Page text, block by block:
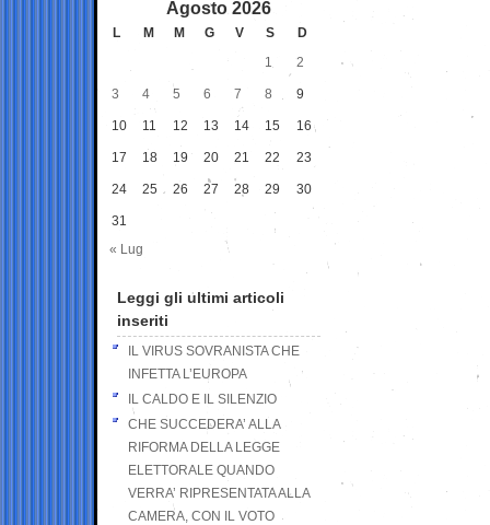
Agosto 2026
L M M G V S
D
1
2
3 4 5 6 7 8 9
10 11 12 13 14 15 16
17 18 19 20 21 22 23
24 25 26 27 28 29 30
31
« Lug
Leggi gli ultimi articoli
inseriti
IL VIRUS SOVRANISTA CHE
INFETTA L’EUROPA
IL CALDO E IL SILENZIO
CHE SUCCEDERA’ ALLA
RIFORMA DELLA LEGGE
ELETTORALE QUANDO
VERRA’ RIPRESENTATA ALLA
CAMERA, CON IL VOTO